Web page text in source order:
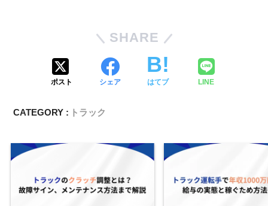
SHARE
ポスト シェア はてブ LINE
CATEGORY : トラック